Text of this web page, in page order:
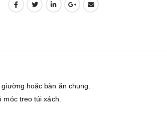
hoặc bàn ăn chung.
treo túi xách.